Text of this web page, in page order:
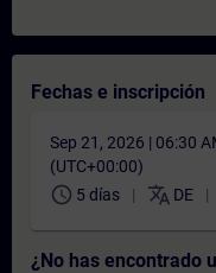
Fechas e inscripción
Sep 21, 2026 | 06:30
(UTC+00:00)
schedule 5 días translate DE
¿No has encontrado